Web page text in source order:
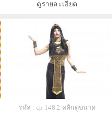
ดูรายละเอียด
รหัส : cp 148.2 คลิกดูขนาด